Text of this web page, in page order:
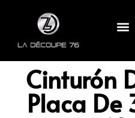
Cinturón
Placa De